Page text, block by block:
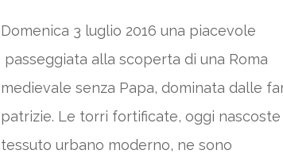
Domenica 3 luglio 2016 una piacevole
passeggiata alla scoperta di una Roma
medievale senza Papa, dominata dalle
patrizie. Le torri fortificate, oggi
tessuto urbano moderno, ne sono